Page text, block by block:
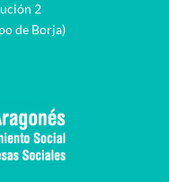
2
de Borja)